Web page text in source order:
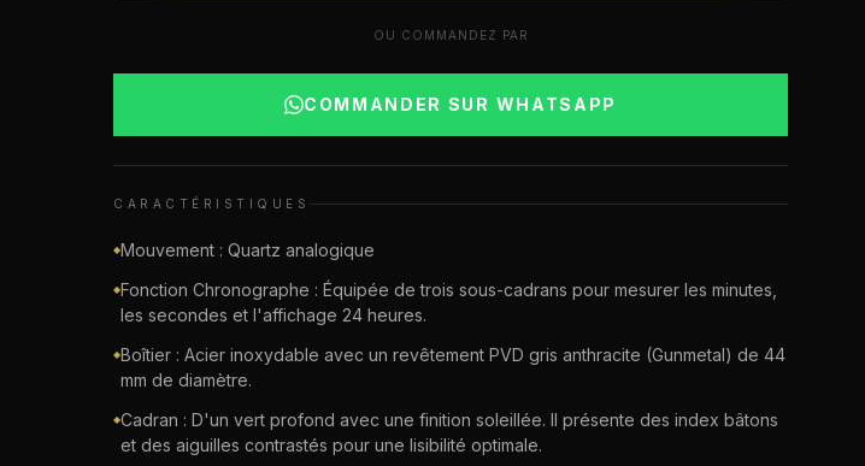
OU COMMANDEZ PAR
COMMANDER SUR WHATSAPP
CARACTÉRISTIQUES
◆Mouvement : Quartz analogique
◆Fonction Chronographe : Équipée de trois sous-cadrans pour mesurer les minutes,
les secondes et l'affichage 24 heures.
◆Boîtier : Acier inoxydable avec un revêtement PVD gris anthracite (Gunmetal) de 44
mm de diamètre.
◆Cadran : D'un vert profond avec une finition soleillée. Il présente des index bâtons
et des aiguilles contrastés pour une lisibilité optimale.